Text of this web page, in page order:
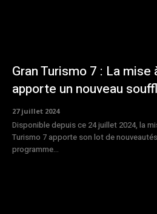
Gran Turismo 7 : La mise
apporte un nouveau
27 juillet 2024
Disponible depuis ce 24 juillet 2024, la
Turismo 7 apporte son lot de
programme...